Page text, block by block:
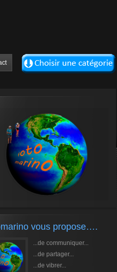
vous propose….
...de communiquer...
...de partager...
...de vibrer...